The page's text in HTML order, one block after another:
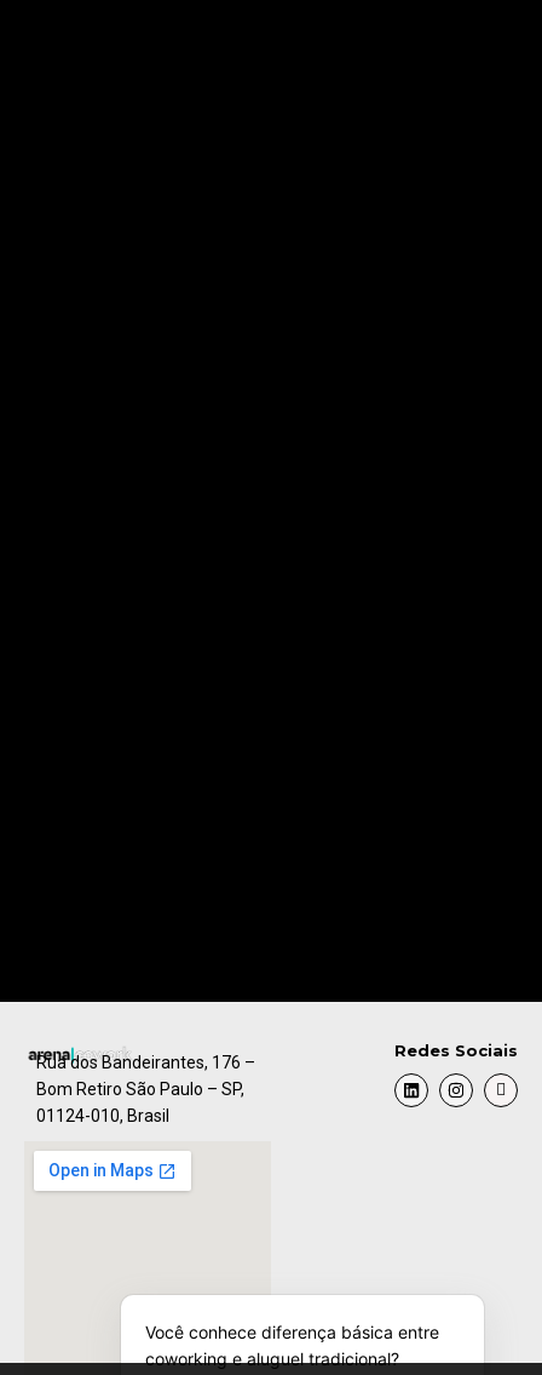
Rua dos Bandeirantes, 176 –
Bom Retiro São Paulo – SP,
01124-010, Brasil
Redes Sociais
Você conhece diferença básica entre
coworking e aluguel tradicional?